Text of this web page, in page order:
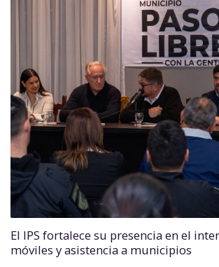
El IPS fortalece su presencia en el
móviles y asistencia a municipios